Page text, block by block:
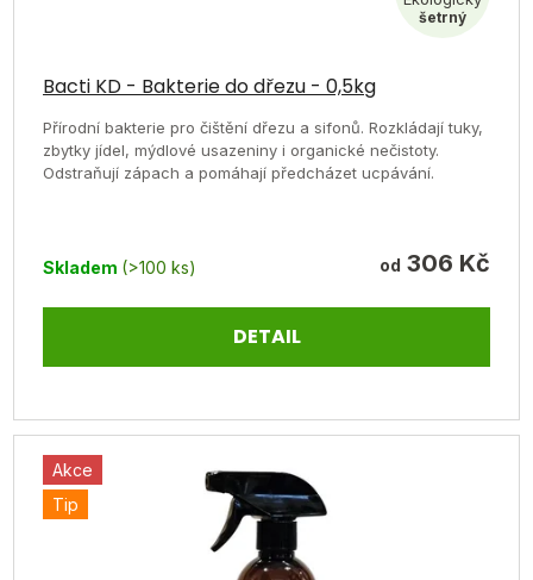
Bacti KD - Bakterie do dřezu - 0,5kg
Skladem (>100 ks) od 306 Kč
DETAIL
Přírodní bakterie pro čištění dřezu a sifonů. Rozkládají tuky,
zbytky jídel, mýdlové usazeniny i organické nečistoty.
Odstraňují zápach a pomáhají předcházet ucpávání.
Akce
Tip